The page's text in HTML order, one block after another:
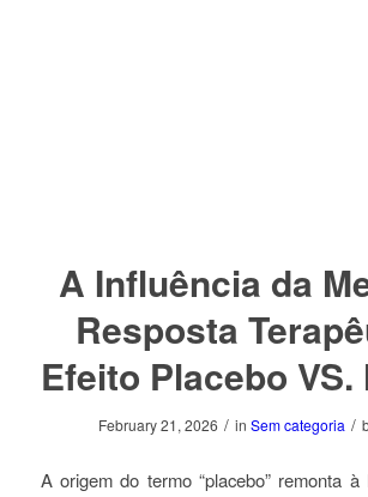
A Influência da
Resposta
Efeito Placebo VS.
February 21, 2026 / inSem categoria /
A origem do termo “placebo” remonta à